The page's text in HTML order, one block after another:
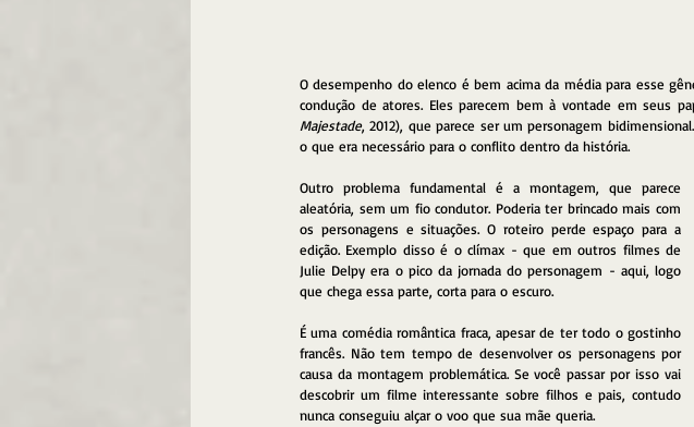
O desempenho do elenco é bem acima da média para esse
condução de atores. Eles parecem bem à vontade em seus
Majestade, 2012), que parece ser um personagem
o que era necessário para o conflito dentro da história.
Outro problema fundamental é a montagem, que parece
aleatória, sem um fio condutor. Poderia ter brincado mais com
os personagens e situações. O roteiro perde espaço para a
edição. Exemplo disso é o clímax - que em outros filmes de
Julie Delpy era o pico da jornada do personagem - aqui, logo
que chega essa parte, corta para o escuro.
É uma comédia romântica fraca, apesar de ter todo o gostinho
francês. Não tem tempo de desenvolver os personagens por
causa da montagem problemática. Se você passar por isso vai
descobrir um filme interessante sobre filhos e pais, contudo
nunca conseguiu alçar o voo que sua mãe queria.